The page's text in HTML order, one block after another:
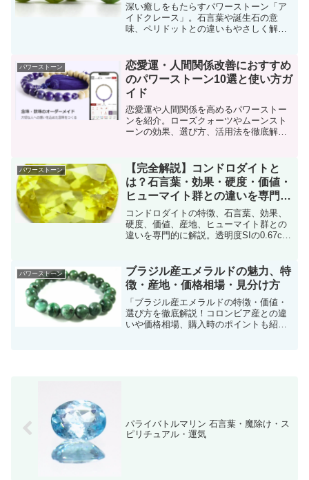
深い癒しをもたらすパワーストーン「ア
イドクレース」。石言葉や誕生石の意
味、ペリドットとの違いもやさしく解
パワーストーン
恋愛運・人間関係改善におすすめ
のパワーストーン10選と使い方ガ
イド
恋愛運や人間関係を高めるパワーストー
ンを紹介。ローズクォーツやムーンスト
ーンの効果、選び方、活用法を徹底解
パワーストーン
【完全解説】コンドロダイトと
は？石言葉・効果・硬度・価値・
ヒューマイト群との違いを専門的
に紹介
コンドロダイトの特徴、石言葉、効果、
硬度、価値、産地、ヒューマイト群との
違いを専門的に解説。透明度SIの0.67ct
パワーストーン
ブラジル産エメラルドの魅力、特
徴・産地・価格相場・見分け方
「ブラジル産エメラルドの特徴・価値・
選び方を徹底解説！コロンビア産との違
いや価格相場、購入時のポイントも紹
パライバトルマリン 石言葉・魔除け・ス
ピリチュアル・運気